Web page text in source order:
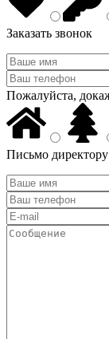
Заказать звонок
Пожалуйста,
Письмо директору